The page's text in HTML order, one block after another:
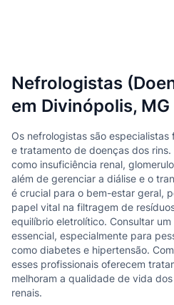
Nefrologistas
em Divinópolis, MG
Os nefrologistas são
e tratamento de doenças dos
como insuficiência renal,
além de gerenciar a diálise e o
é crucial para o bem-estar geral,
papel vital na filtragem de
equilíbrio eletrolítico. Consultar
essencial, especialmente para
como diabetes e hipertensão.
esses profissionais oferecem
melhoram a qualidade de vida
renais.